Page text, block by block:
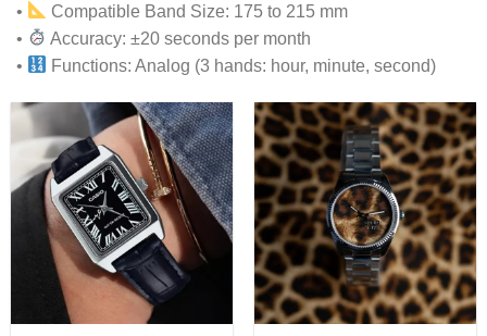
•
Compatible Band Size: 175 to 215 mm
•
Accuracy: ±20 seconds per month
•
Functions: Analog (3 hands: hour, minute, second)